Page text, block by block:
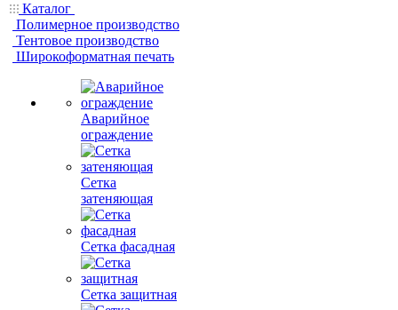
Каталог
Полимерное производство
Тентовое производство
Широкоформатная печать
Аварийное
ограждение
Сетка
затеняющая
Сетка фасадная
Сетка защитная